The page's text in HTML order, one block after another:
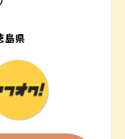
島県